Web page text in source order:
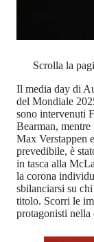
Scrolla la
Il media day di
del Mondiale
sono intervenuti
Bearman,
Max Verstappen
prevedibile, è
in tasca alla
la corona
sbilanciarsi su
titolo. Scorri le
protagonisti nella